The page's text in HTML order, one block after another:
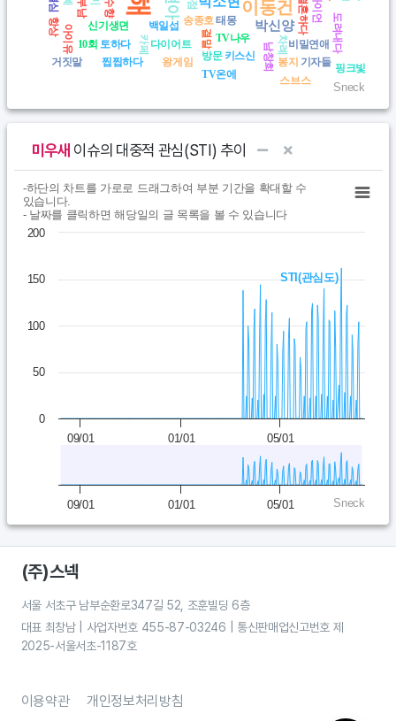
이동건
박신양
송종호
백일섭
신기생뎐 태몽 결혼하다
TV나우 비밀연애
다이어트
토하다
10회 결말 차례
카페
키스신 기자들
남창희
방문
아이유
왕게임
찝찝하다
거짓말
도려내다
봉지 핑크빛
항상
TV온에 스브스
Sneck
End of interactive chart.
미우새 이슈의 대중적 관심(STI) 추이
Chart
Line chart with 365 data points.
- 하단의 차트를 가로로 드래그하여 부분 기간을 확대할 수 있습니다.-
The chart has 1 X axis displaying Time. Data ranges from
The chart has 1 Y axis displaying values. Data ranges from 0 to
STI(관심도)
-하단의 차트를 가로로 드래그하여 부분 기간을 확대할 수
있습니다.
- 날짜를 클릭하면 해당일의 글 목록을 볼 수 있습니다
09/01 01/01 05/01
0
50
100
150
200
Sneck
09/01 01/01 05/01
(주)스넥
서울 서초구 남부순환로347길 52, 조훈빌딩 6층
대표 최창남 | 사업자번호 455-87-03246 | 통신판매업신고번호 제
2025-서울서초-1187호
이용약관 개인정보처리방침